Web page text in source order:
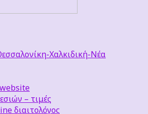
Χαλκιδική-Νέα
– τιμές
διαιτολόγος